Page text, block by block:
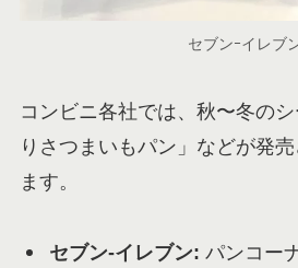
セブンｰイレブ
コンビニ各社では、秋〜冬の
りさつまいもパン」などが発
ます。
セブン-イレブン: パンコー